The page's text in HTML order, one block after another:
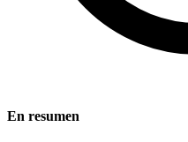
En resumen